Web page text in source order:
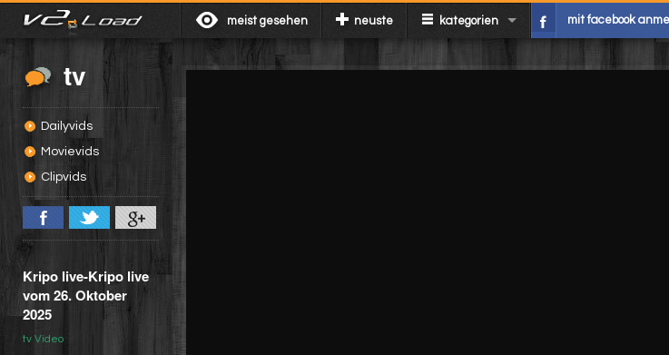
meist gesehen neuste kategorien mit facebook
tv
Dailyvids
Movievids
Clipvids
Kripo live-Kripo live
vom 26. Oktober
2025
tv Video